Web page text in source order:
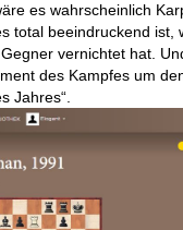
es wahrscheinlich
total beeindruckend ist,
vernichtet hat.
des Kampfes um
Jahres“.